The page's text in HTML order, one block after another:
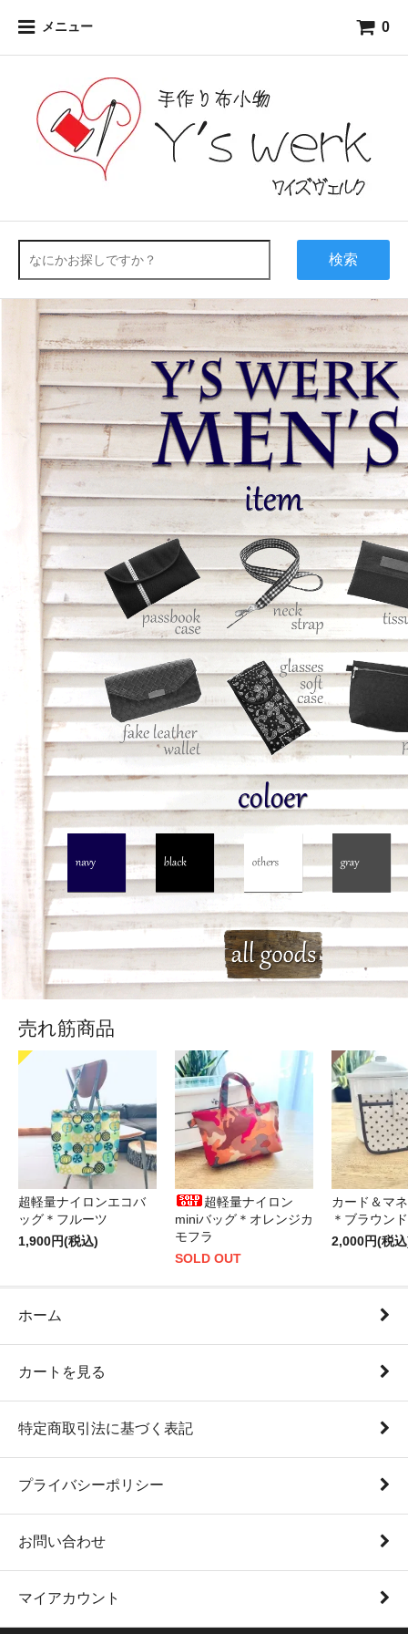
メニュー 0
検索
売れ筋商品
超軽量ナイロンエコバ
ッグ＊フルーツ
1,900円(税込)
超軽量ナイロン
miniバッグ＊オレンジカ
モフラ
SOLD OUT
カード＆マ
＊ブラウン
2,000円(税
ホーム
カートを見る
特定商取引法に基づく表記
プライバシーポリシー
お問い合わせ
マイアカウント